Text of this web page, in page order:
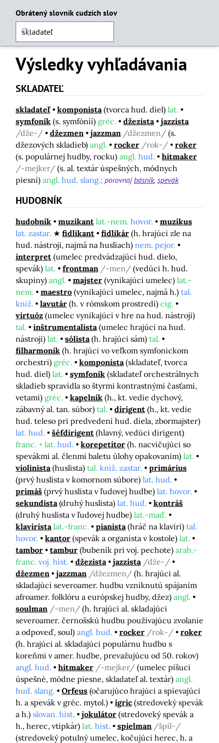
Obrátený slovník cudzích slov
Výsledky vyhľadávania
SKLADATEĽ
skladateľ komponista (tvorca hud. diel) lat.
symfonik (s. symfónií) gréc. džezista
jazzista
/dže-/
džezmen jazzman /džezmen/ (s.
džezových skladieb) angl. rocker /rok-/
roker
(s. populárnej hudby, rocku) angl. hud.
hitmaker
/-mejker/ (s. al. textár úspešných, módnych
piesní) angl. hud. slang.; porovnajbásnik spevák
HUDOBNÍK
hudobník muzikant lat.-nem. hovor.
muzikus
lat. zastar.
fidlikant fidlikár (h. hrajúci zle na
hud. nástroji, najmä na husliach) nem. pejor.
interpret (umelec predvádzajúci hud. dielo,
spevák) lat. frontman /-men/ (vedúci h. hud.
skupiny) angl. majster (vynikajúci umelec) lat.-
nem.
maestro (vynikajúci umelec, najmä h.) tal.
kniž.
lavutár (h. v rómskom prostredí) cig.
virtuóz (umelec vynikajúci v hre na hud. nástroji)
tal.
inštrumentalista (umelec hrajúci na hud.
nástroji) lat. sólista (h. hrajúci sám) tal.
filharmonik (h. hrajúci vo veľkom symfonickom
orchestri) gréc. komponista (skladateľ, tvorca
hud. diel) lat. symfonik (skladateľ orchestrálnych
skladieb spravidla so štyrmi kontrastnými časťami,
vetami) gréc. kapelník (h., kt. vedie dychový,
zábavný al. tan. súbor) tal. dirigent (h., kt. vedie
hud. teleso pri predvedení hud. diela, zbormajster)
lat. hud.
šéfdirigent (hlavný, vedúci dirigent)
franc. + lat. hud. korepetítor (h. nacvičujúci so
spevákmi al. členmi baletu úlohy opakovaním) lat.
violinista (huslista) tal. kniž. zastar.
primárius
(prvý huslista v komornom súbore) lat. hud.
primáš (prvý huslista v ľudovej hudbe) lat. hovor.
sekundista (druhý huslista) lat. hud.
kontráš
(druhý huslista v ľudovej hudbe) lat.-maď.
klavirista lat.-franc. pianista (hráč na klavíri) tal.
hovor.
kantor (spevák a organista v kostole) lat.
tambor
tambur (bubeník pri voj. pechote) arab.-
franc. voj. hist. džezista jazzista /dže-/
džezmen
jazzman /džezmen/ (h. hrajúci al.
skladajúci severoamer. hudbu vzniknutú spájaním
afroamer. folklóru a európskej hudby, džez) angl.
soulman /-men/ (h. hrajúci al. skladajúci
severoamer. černošskú hudbu používajúcu zvolanie
a odpoveď, soul) angl. hud. rocker /rok-/
roker
(h. hrajúci al. skladajúci populárnu hudbu s
koreňmi v amer. hudbe, prevažujúcu od 50. rokov)
angl. hud.
hitmaker /-mejker/ (umelec píšuci
úspešné, módne piesne, skladateľ al. textár) angl.
hud. slang.
Orfeus (očarujúco hrajúci a spievajúci
h. a spevák v gréc. mytol.)
igric (stredoveký spevák
a h.) slovan. hist. jokulátor (stredoveký spevák a
h., herec, vtipkár) lat. hist. spielman /špíl-/
(stredoveký potulný umelec, kočujúci herec, h. a